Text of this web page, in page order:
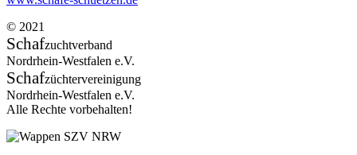
© 2021
Schafzuchtverband
Nordrhein-Westfalen e.V.
Schafzüchtervereinigung
Nordrhein-Westfalen e.V.
Alle Rechte vorbehalten!